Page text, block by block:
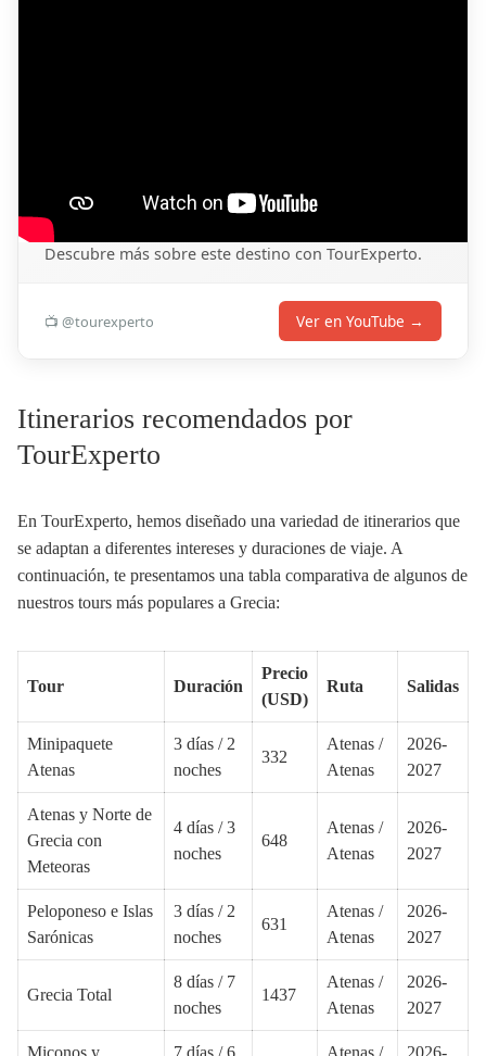
Descubre más sobre este destino con TourExperto.
📺 @tourexperto Ver en YouTube →
Itinerarios recomendados por
TourExperto
En TourExperto, hemos diseñado una variedad de itinerarios que
se adaptan a diferentes intereses y duraciones de viaje. A
continuación, te presentamos una tabla comparativa de algunos de
nuestros tours más populares a Grecia:
Tour Duración
Precio
(USD)
Ruta Salidas
Minipaquete
Atenas
3 días / 2
noches
332
Atenas /
Atenas
2026-
2027
Atenas y Norte de
Grecia con
Meteoras
4 días / 3
noches
648
Atenas /
Atenas
2026-
2027
Peloponeso e Islas
Sarónicas
3 días / 2
noches
631
Atenas /
Atenas
2026-
2027
Grecia Total
8 días / 7
noches
1437
Atenas /
Atenas
2026-
2027